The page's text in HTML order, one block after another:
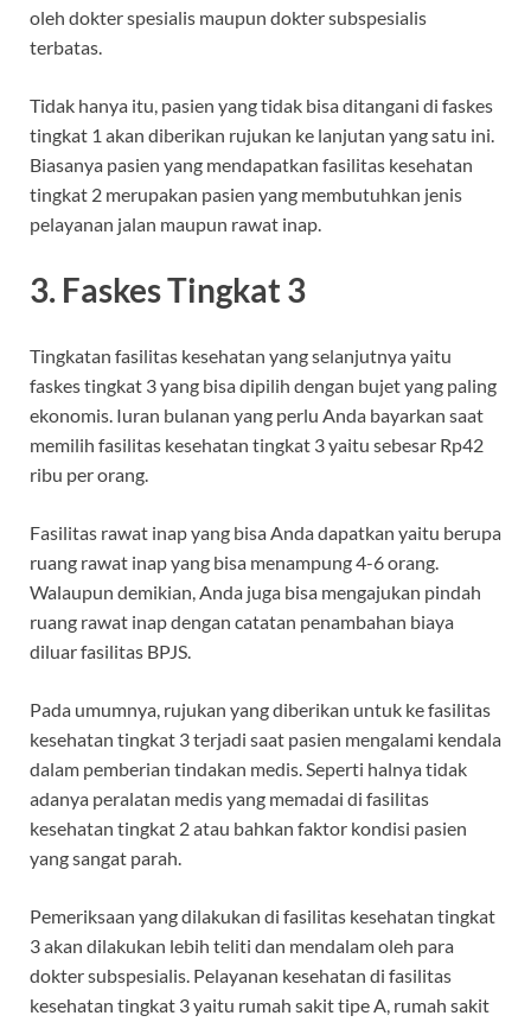
oleh dokter spesialis maupun dokter subspesialis
terbatas.
Tidak hanya itu, pasien yang tidak bisa ditangani di faskes
tingkat 1 akan diberikan rujukan ke lanjutan yang satu ini.
Biasanya pasien yang mendapatkan fasilitas kesehatan
tingkat 2 merupakan pasien yang membutuhkan jenis
pelayanan jalan maupun rawat inap.
3. Faskes Tingkat 3
Tingkatan fasilitas kesehatan yang selanjutnya yaitu
faskes tingkat 3 yang bisa dipilih dengan bujet yang paling
ekonomis. Iuran bulanan yang perlu Anda bayarkan saat
memilih fasilitas kesehatan tingkat 3 yaitu sebesar Rp42
ribu per orang.
Fasilitas rawat inap yang bisa Anda dapatkan yaitu berupa
ruang rawat inap yang bisa menampung 4-6 orang.
Walaupun demikian, Anda juga bisa mengajukan pindah
ruang rawat inap dengan catatan penambahan biaya
diluar fasilitas BPJS.
Pada umumnya, rujukan yang diberikan untuk ke fasilitas
kesehatan tingkat 3 terjadi saat pasien mengalami kendala
dalam pemberian tindakan medis. Seperti halnya tidak
adanya peralatan medis yang memadai di fasilitas
kesehatan tingkat 2 atau bahkan faktor kondisi pasien
yang sangat parah.
Pemeriksaan yang dilakukan di fasilitas kesehatan tingkat
3 akan dilakukan lebih teliti dan mendalam oleh para
dokter subspesialis. Pelayanan kesehatan di fasilitas
kesehatan tingkat 3 yaitu rumah sakit tipe A, rumah sakit